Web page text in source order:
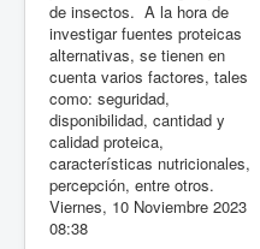
de insectos. A la hora de
investigar fuentes proteicas
alternativas, se tienen en
cuenta varios factores, tales
como: seguridad,
disponibilidad, cantidad y
calidad proteica,
características nutricionales,
percepción, entre otros.
Viernes, 10 Noviembre 2023
08:38